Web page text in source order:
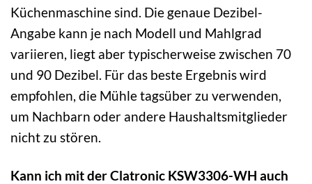
Küchenmaschine sind. Die genaue Dezibel-
Angabe kann je nach Modell und Mahlgrad
variieren, liegt aber typischerweise zwischen 70
und 90 Dezibel. Für das beste Ergebnis wird
empfohlen, die Mühle tagsüber zu verwenden,
um Nachbarn oder andere Haushaltsmitglieder
nicht zu stören.
Kann ich mit der Clatronic KSW3306-WH auch